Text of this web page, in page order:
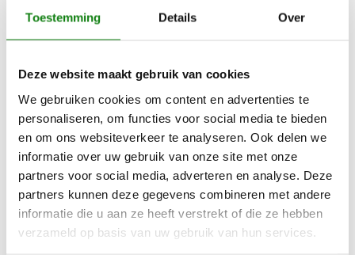
Toestemming Details Over
Deze website maakt gebruik van cookies
We gebruiken cookies om content en advertenties te
personaliseren, om functies voor social media te bieden
en om ons websiteverkeer te analyseren. Ook delen we
informatie over uw gebruik van onze site met onze
partners voor social media, adverteren en analyse. Deze
partners kunnen deze gegevens combineren met andere
informatie die u aan ze heeft verstrekt of die ze hebben
verzameld op basis van uw gebruik van hun services.
Zaagkettingsteek
Apparaatlengte met klauw
243 mm
Geluidsdrukniveau
96.0 dB(A)